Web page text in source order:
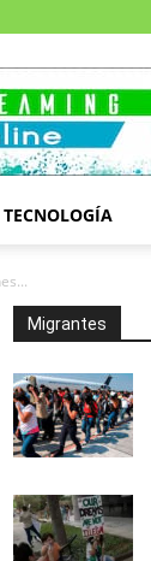
TECNOLOGÍA
Migrantes